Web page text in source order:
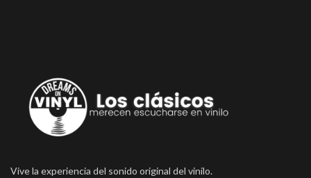
Vive la experiencia del sonido original del vinilo.